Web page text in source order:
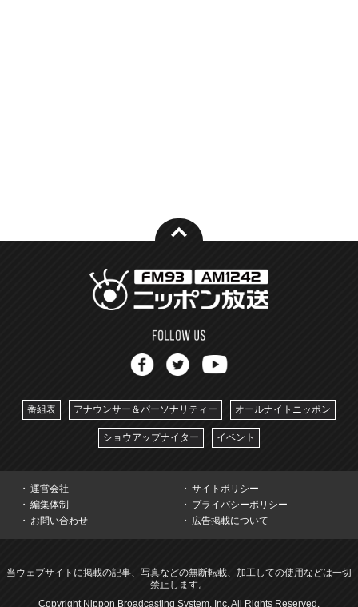
番組表 アナウンサー＆パーソナリティー オールナイトニッポン
ショウアップナイター イベント
運営会社
サイトポリシー
編集体制
プライバシーポリシー
お問い合わせ
広告掲載について
当ウェブサイトに掲載の記事、写真などの無断転載、加工しての使用などは一切
禁止します。
Copyright Nippon Broadcasting System, Inc. All Rights Reserved.